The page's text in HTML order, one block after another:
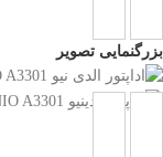
بزرگنمایی تصویر